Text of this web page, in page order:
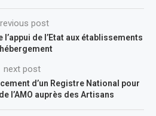
post
de l’Etat aux établissements
next post
d’un Registre National pour
l’AMO auprès des Artisans